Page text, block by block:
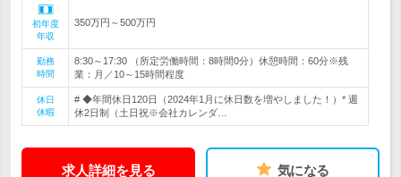
初年度
年収
350万円～500万円
勤務
時間
8:30～17:30 （所定労働時間：8時間0分）休憩時間：60分※残
業：月／10～15時間程度
休日
休暇
# ◆年間休日120日（2024年1月に休日数を増やしました！）* 週
休2日制（土日祝※会社カレンダ…
求人詳細を見る 気になる